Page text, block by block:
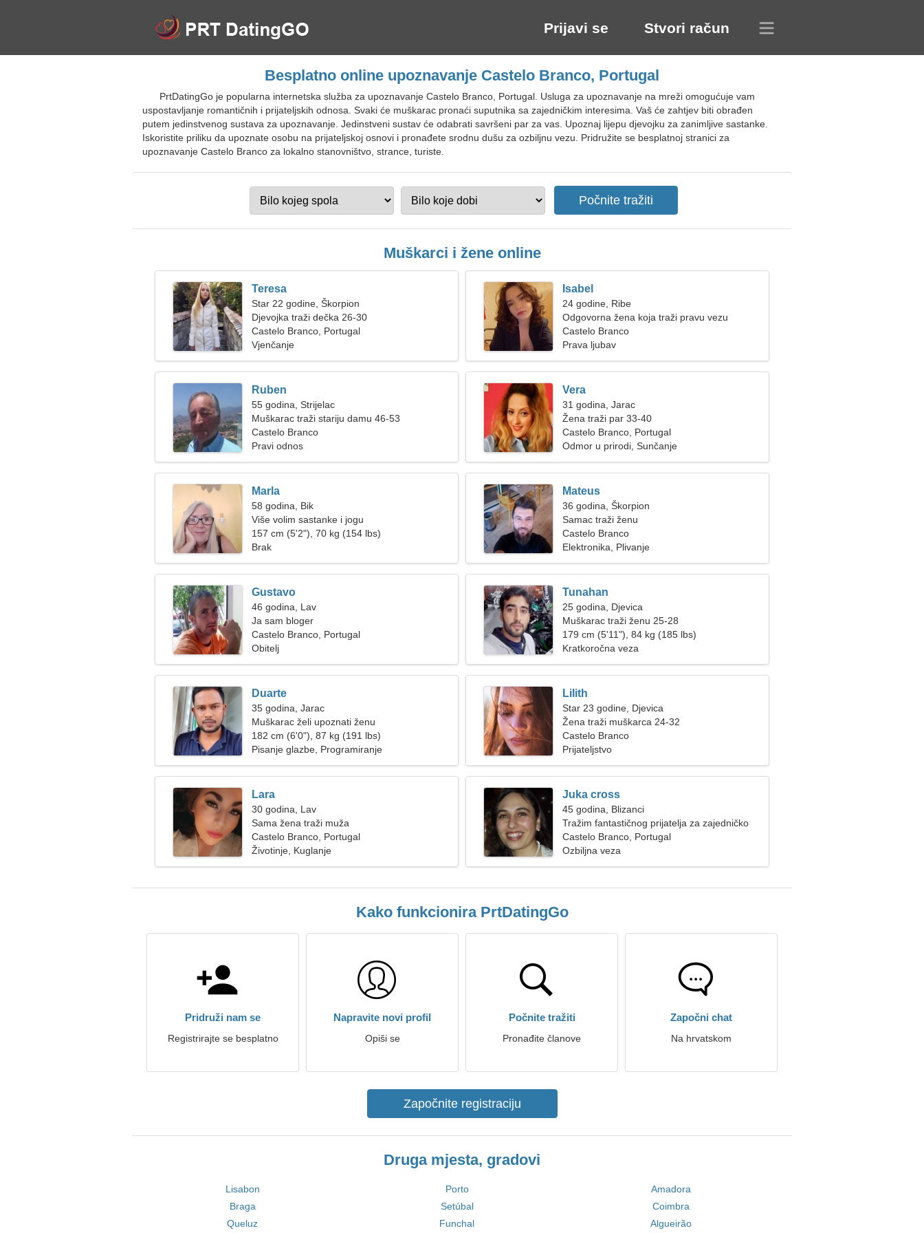
Prijavi se Stvori račun
Besplatno online upoznavanje Castelo Branco, Portugal
PrtDatingGo je popularna internetska služba za upoznavanje Castelo Branco, Portugal. Usluga za upoznavanje na mreži omogućuje vam
uspostavljanje romantičnih i prijateljskih odnosa. Svaki će muškarac pronaći suputnika sa zajedničkim interesima. Vaš će zahtjev biti obrađen
putem jedinstvenog sustava za upoznavanje. Jedinstveni sustav će odabrati savršeni par za vas. Upoznaj lijepu djevojku za zanimljive sastanke.
Iskoristite priliku da upoznate osobu na prijateljskoj osnovi i pronađete srodnu dušu za ozbiljnu vezu. Pridružite se besplatnoj stranici za
upoznavanje Castelo Branco za lokalno stanovništvo, strance, turiste.
Muškarci i žene online
Teresa
Star 22 godine, Škorpion
Djevojka traži dečka 26-30
Castelo Branco, Portugal
Vjenčanje
Isabel
24 godine, Ribe
Odgovorna žena koja traži pravu vezu
Castelo Branco
Prava ljubav
Ruben
55 godina, Strijelac
Muškarac traži stariju damu 46-53
Castelo Branco
Pravi odnos
Vera
31 godina, Jarac
Žena traži par 33-40
Castelo Branco, Portugal
Odmor u prirodi, Sunčanje
Marla
58 godina, Bik
Više volim sastanke i jogu
157 cm (5'2"), 70 kg (154 lbs)
Brak
Mateus
36 godina, Škorpion
Samac traži ženu
Castelo Branco
Elektronika, Plivanje
Gustavo
46 godina, Lav
Ja sam bloger
Castelo Branco, Portugal
Obitelj
Tunahan
25 godina, Djevica
Muškarac traži ženu 25-28
179 cm (5'11"), 84 kg (185 lbs)
Kratkoročna veza
Duarte
35 godina, Jarac
Muškarac želi upoznati ženu
182 cm (6'0"), 87 kg (191 lbs)
Pisanje glazbe, Programiranje
Lilith
Star 23 godine, Djevica
Žena traži muškarca 24-32
Castelo Branco
Prijateljstvo
Lara
30 godina, Lav
Sama žena traži muža
Castelo Branco, Portugal
Životinje, Kuglanje
Juka cross
45 godina, Blizanci
Tražim fantastičnog prijatelja za zajedničko
planinarenje
Castelo Branco, Portugal
Ozbiljna veza
Kako funkcionira PrtDatingGo
Pridruži nam se
Registrirajte se besplatno
Napravite novi profil
Opiši se
Počnite tražiti
Pronađite članove
Započni chat
Na hrvatskom
Započnite registraciju
Druga mjesta, gradovi
Lisabon Porto
Amadora
Braga
Setúbal
Coimbra
Queluz
Funchal Algueirão